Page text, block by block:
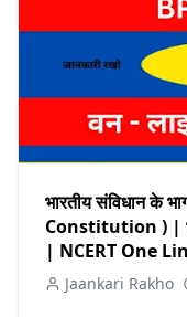
भारतीय संविधान के
Constitution ) |
| NCERT One
Jaankari Rakho